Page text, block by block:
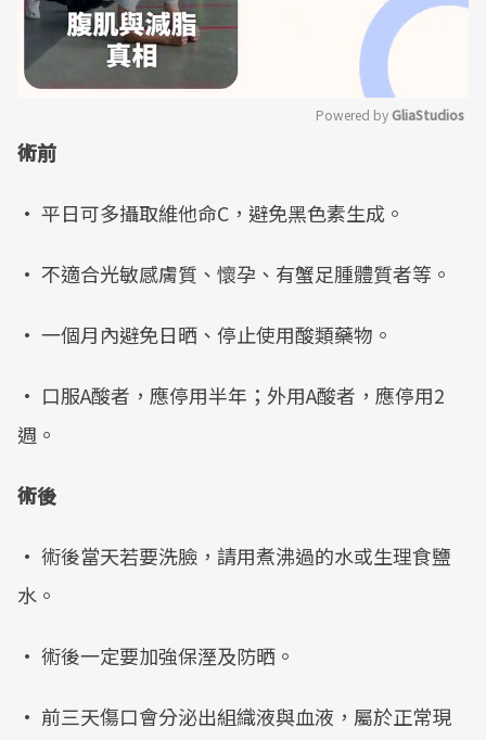
Powered by GliaStudios
術前
• 平日可多攝取維他命C，避免黑色素生成。
• 不適合光敏感膚質、懷孕、有蟹足腫體質者等。
• 一個月內避免日晒、停止使用酸類藥物。
• 口服A酸者，應停用半年；外用A酸者，應停用2
週。
術後
• 術後當天若要洗臉，請用煮沸過的水或生理食鹽
水。
• 術後一定要加強保溼及防晒。
• 前三天傷口會分泌出組織液與血液，屬於正常現